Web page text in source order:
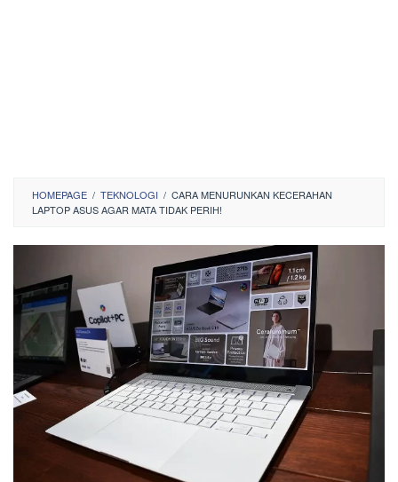
HOMEPAGE / TEKNOLOGI / CARA MENURUNKAN KECERAHAN
LAPTOP ASUS AGAR MATA TIDAK PERIH!